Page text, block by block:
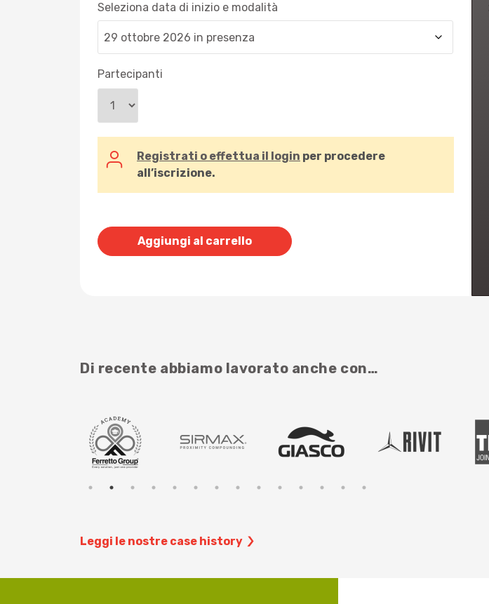
Seleziona data di inizio e modalità
Partecipanti
Registrati o effettua il login per procedere
all’iscrizione.
Aggiungi al carrello
Di recente abbiamo lavorato anche con…
Leggi le nostre case history